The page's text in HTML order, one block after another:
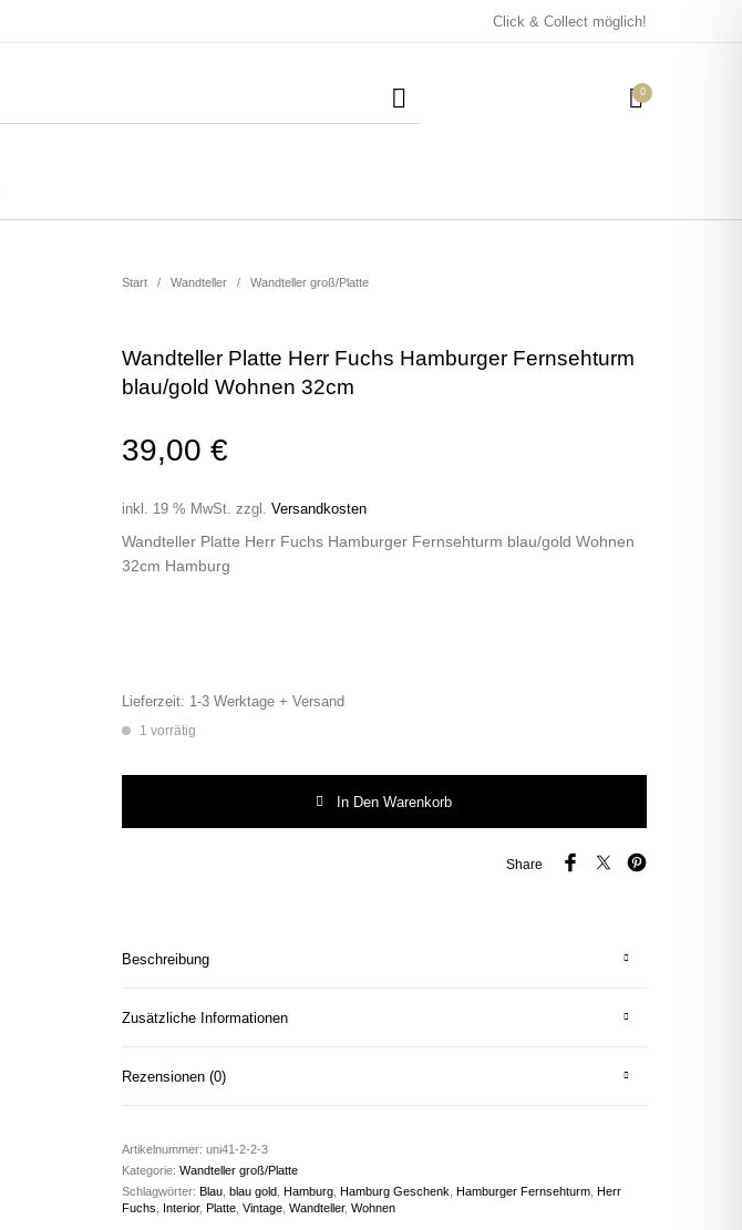
Click & Collect möglich!
0
Taschen/Turnbeutel Tassen
Start / Wandteller / Wandteller groß/Platte
Wandteller Platte Herr Fuchs Hamburger Fernsehturm
blau/gold Wohnen 32cm
39,00 €
inkl. 19 % MwSt. zzgl. Versandkosten
Wandteller Platte Herr Fuchs Hamburger Fernsehturm blau/gold Wohnen
32cm Hamburg
Lieferzeit: 1-3 Werktage + Versand
1 vorrätig
In Den Warenkorb
Share
Beschreibung
Zusätzliche Informationen
Rezensionen (0)
Artikelnummer: uni41-2-2-3
Kategorie: Wandteller groß/Platte
Schlagwörter: Blau, blau gold, Hamburg, Hamburg Geschenk Hamburger Fernsehturm, Herr
Fuchs
Interior, Platte, Vintage, Wandteller, Wohnen